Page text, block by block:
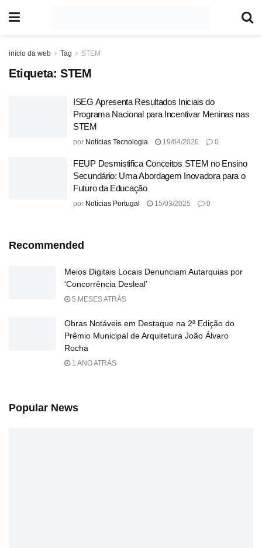
início da web Tag STEM
Etiqueta: STEM
ISEG Apresenta Resultados Iniciais do
Programa Nacional para Incentivar Meninas nas
STEM
por Notícias Tecnologia 19/04/2026 0
FEUP Desmistifica Conceitos STEM no Ensino
Secundário: Uma Abordagem Inovadora para o
Futuro da Educação
por Notícias Portugal 15/03/2025 0
Recommended
Meios Digitais Locais Denunciam Autarquias por
‘Concorrência Desleal’
5 MESES ATRÁS
Obras Notáveis em Destaque na 2ª Edição do
Prêmio Municipal de Arquitetura João Álvaro
Rocha
1 ANO ATRÁS
Popular News